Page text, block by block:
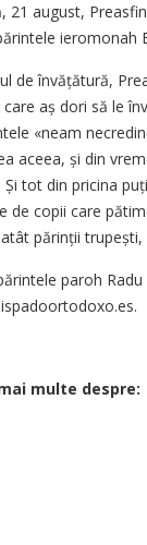
21 august,
ieromonah
de învățătură,
aș dori să le
«neam
aceea, și din
Și tot din pricina
de copii care
părinții trupești,
paroh
multe despre: